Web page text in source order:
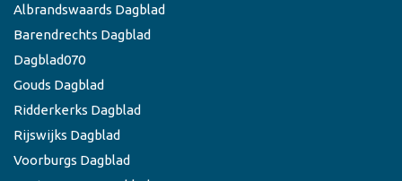
Albrandswaards Dagblad
Barendrechts Dagblad
Dagblad070
Gouds Dagblad
Ridderkerks Dagblad
Rijswijks Dagblad
Voorburgs Dagblad